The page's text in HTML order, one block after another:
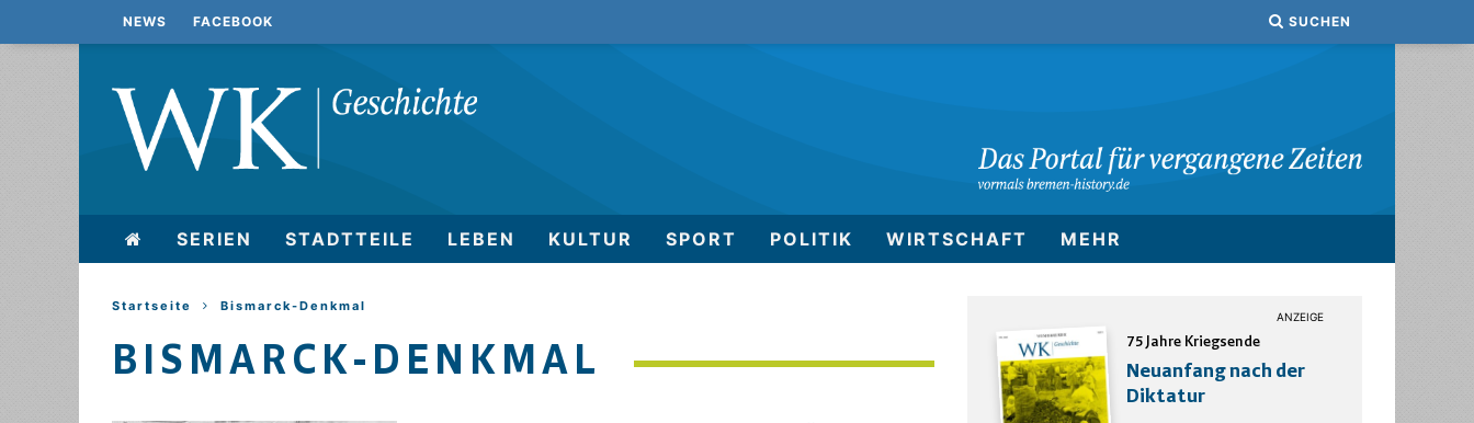
NEWS FACEBOOK SUCHEN
SERIEN STADTTEILE LEBEN KULTUR SPORT POLITIK WIRTSCHAFT MEHR
Startseite Bismarck-Denkmal
BISMARCK-DENKMAL 75 Jahre Kriegsende
Neuanfang nach der
Diktatur